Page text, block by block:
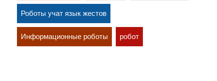
Роботы учат язык жестов
Информационные роботы робот